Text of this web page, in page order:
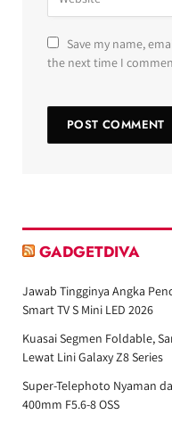
Save my name,
the next time I
GADGETDIVA
Jawab Tingginya Angka
Smart TV S Mini LED 2026
Kuasai Segmen Foldable,
Lewat Lini Galaxy Z8 Series
Super-Telephoto Nyaman
400mm F5.6-8 OSS